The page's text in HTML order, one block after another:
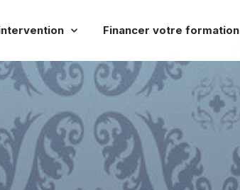
Financer votre formation